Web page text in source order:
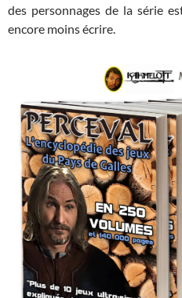
des personnages de la série
encore moins écrire.